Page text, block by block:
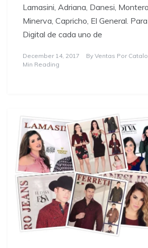
Lamasini, Adriana, Danesi,
Minerva, Capricho, El General.
Digital de cada uno de
December 14, 2017 By Ventas Por
Min Reading